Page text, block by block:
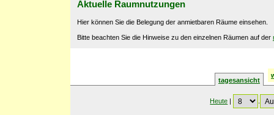
Aktuelle Raumnutzungen
Hier können Sie die Belegung der anmietbaren Räume einsehen.
Bitte beachten Sie die Hinweise zu den einzelnen Räumen auf der
tagesansicht
Heute .